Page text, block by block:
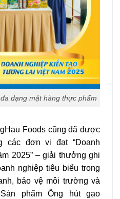
dạng mặt hàng thực phẩm
Foods cũng đã được
các đơn vị đạt “Doanh
2025” – giải thưởng ghi
nghiệp tiêu biểu trong
bảo vệ môi trường và
phẩm Ống hút gạo